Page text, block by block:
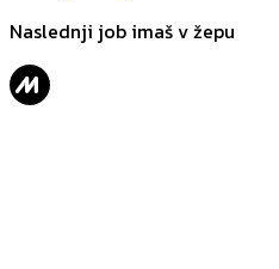
Naslednji job imaš v žepu